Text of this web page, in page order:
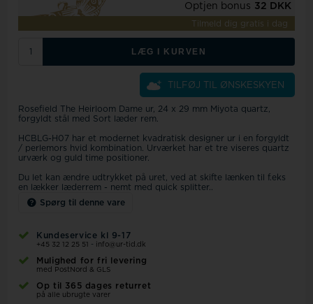
Optjen bonus 32 DKK
Tilmeld dig gratis i dag
LÆG I KURVEN
TILFØJ TIL ØNSKESKYEN
Rosefield The Heirloom Dame ur, 24 x 29 mm Miyota quartz,
forgyldt stål med Sort læder rem.
HCBLG-H07 har et modernet kvadratisk designer ur i en forgyldt
/ perlemors hvid kombination. Urværket har et tre viseres quartz
urværk og guld time positioner.
Du let kan ændre udtrykket på uret, ved at skifte lænken til f.eks
en lækker læderrem - nemt med quick splitter..
Spørg til denne vare
Kundeservice kl 9-17
+45 32 12 25 51 - info@ur-tid.dk
Mulighed for fri levering
med PostNord & GLS
Op til 365 dages returret
på alle ubrugte varer